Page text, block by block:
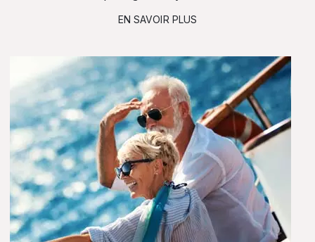
EN SAVOIR PLUS